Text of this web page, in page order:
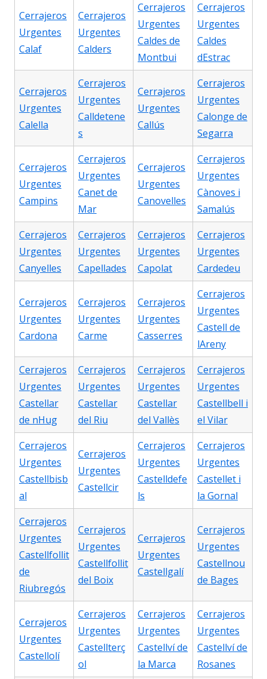
Cerrajeros
Urgentes
Calaf
Cerrajeros
Urgentes
Calders
Cerrajeros
Urgentes
Caldes de
Montbui
Cerrajeros
Urgentes
Caldes
dEstrac
Cerrajeros
Urgentes
Calella
Cerrajeros
Urgentes
Calldetene
s
Cerrajeros
Urgentes
Callús
Cerrajeros
Urgentes
Calonge de
Segarra
Cerrajeros
Urgentes
Campins
Cerrajeros
Urgentes
Canet de
Mar
Cerrajeros
Urgentes
Canovelles
Cerrajeros
Urgentes
Cànoves i
Samalús
Cerrajeros
Urgentes
Canyelles
Cerrajeros
Urgentes
Capellades
Cerrajeros
Urgentes
Capolat
Cerrajeros
Urgentes
Cardedeu
Cerrajeros
Urgentes
Cardona
Cerrajeros
Urgentes
Carme
Cerrajeros
Urgentes
Casserres
Cerrajeros
Urgentes
Castell de
lAreny
Cerrajeros
Urgentes
Castellar
de nHug
Cerrajeros
Urgentes
Castellar
del Riu
Cerrajeros
Urgentes
Castellar
del Vallès
Cerrajeros
Urgentes
Castellbell i
el Vilar
Cerrajeros
Urgentes
Castellbisb
al
Cerrajeros
Urgentes
Castellcir
Cerrajeros
Urgentes
Castelldefe
ls
Cerrajeros
Urgentes
Castellet i
la Gornal
Cerrajeros
Urgentes
Castellfollit
de
Riubregós
Cerrajeros
Urgentes
Castellfollit
del Boix
Cerrajeros
Urgentes
Castellgalí
Cerrajeros
Urgentes
Castellnou
de Bages
Cerrajeros
Urgentes
Castellolí
Cerrajeros
Urgentes
Castellterç
ol
Cerrajeros
Urgentes
Castellví de
la Marca
Cerrajeros
Urgentes
Castellví de
Rosanes